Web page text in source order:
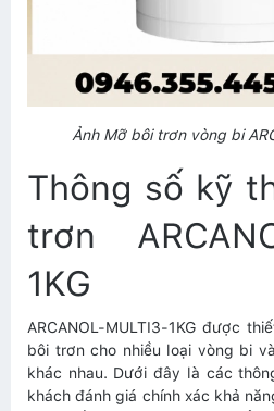
Ảnh Mỡ bôi trơn vòng bi
Thông số kỹ
trơn
1KG
ARCANOL-MULTI3-1KG được
bôi trơn cho nhiều loại vòng bi
khác nhau. Dưới đây là các
khách đánh giá chính xác khả